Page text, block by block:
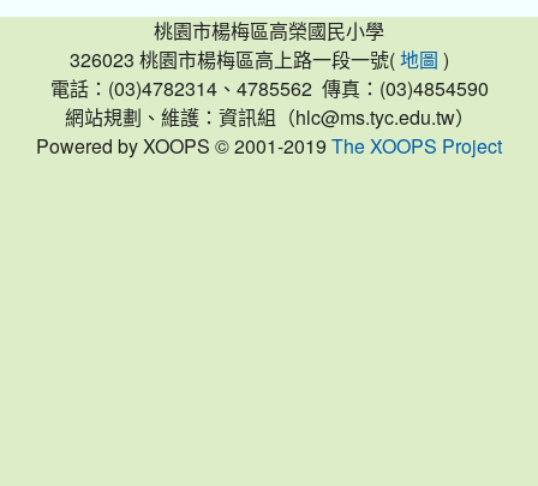
桃園市楊梅區高榮國民小學
326023 桃園市楊梅區高上路一段一號( 地圖 )
電話：(03)4782314、4785562 傳真：(03)4854590
網站規劃、維護：資訊組（hlc@ms.tyc.edu.tw）
Powered by XOOPS © 2001-2019 The XOOPS Project